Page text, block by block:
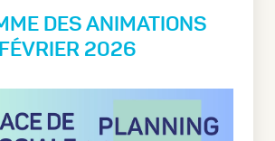
DES ANIMATIONS
2026